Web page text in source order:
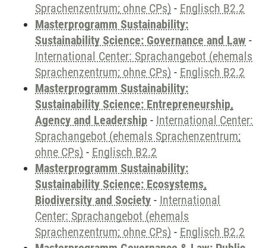
Sprachenzentrum; ohne CPs) - Englisch B2.2
Masterprogramm Sustainability:
Sustainability Science: Governance and Law -
International Center: Sprachangebot (ehemals
Sprachenzentrum; ohne CPs) - Englisch B2.2
Masterprogramm Sustainability:
Sustainability Science: Entrepreneurship,
Agency and Leadership - International Center:
Sprachangebot (ehemals Sprachenzentrum;
ohne CPs) - Englisch B2.2
Masterprogramm Sustainability:
Sustainability Science: Ecosystems,
Biodiversity and Society - International
Center: Sprachangebot (ehemals
Sprachenzentrum; ohne CPs) - Englisch B2.2